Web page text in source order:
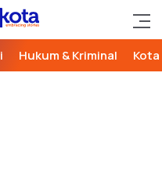
Hukum & Kriminal Kota